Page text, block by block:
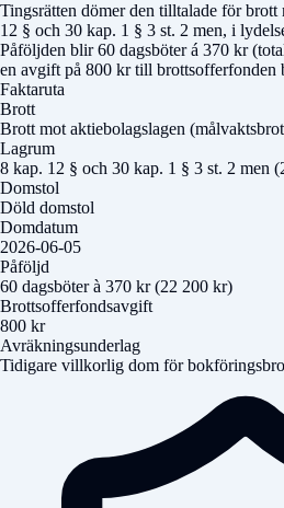
Tingsrätten dömer den tilltalade för brott
12 § och 30 kap. 1 § 3 st. 2 men, i
Påföljden blir 60 dagsböter á 370 kr
en avgift på 800 kr till brottsofferfonden
Faktaruta
Brott
Brott mot aktiebolagslagen
Lagrum
8 kap. 12 § och 30 kap. 1 § 3 st. 2 men
Domstol
Döld domstol
Domdatum
2026-06-05
Påföljd
60 dagsböter à 370 kr (22 200 kr)
Brottsofferfondsavgift
800 kr
Avräkningsunderlag
Tidigare villkorlig dom för